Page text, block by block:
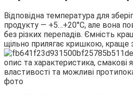
Відповідна температура для
продукту — +5…+20°С, але вона
без різких перепадів. Ємність
щільно прилягає кришкою, краще